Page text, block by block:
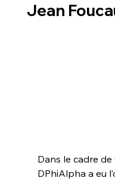
Jean
Dans le cadre
DPhiAlpha a eu